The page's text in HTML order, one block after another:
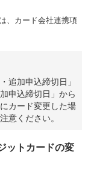
、カード会社連携項
追加申込締切日」
申込締切日」から
カード変更した場
意ください。
ットカードの変